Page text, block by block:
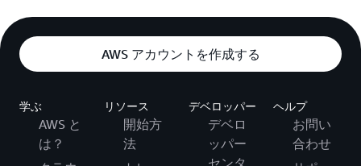
AWS アカウントを作成する
学ぶ
AWS と
は？
リソース
開始方
法
デベロッパー
デベロ
ッパー
センタ
ヘルプ
お問い
合わせ